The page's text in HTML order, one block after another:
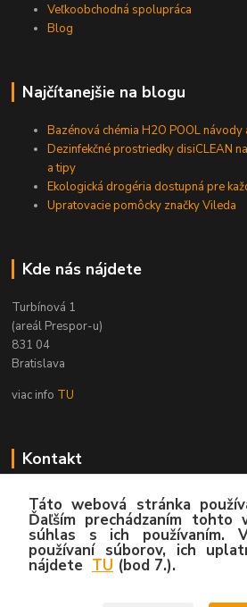
Veľkoobchodná spolupráca
Blog
Najčítanejšie na blogu
Bazénová chémia H2O POOL návody
Dezinfekčné prostriedky disiCLEAN
a tipy
Ekologická drogéria dostupná pre
Upratovacie pomôcky značky Vileda
Kde nás nájdete
Turbínová 1
(areál Prespor-u)
831 04
Bratislava
viac info TU
Kontakt
Zákaznícka podpora
02/4445 8762
(Po-Pia, 8:00-15:30 hod.)
info@hygy.sk
Táto webová stránka
Ďaľším prechádzaním tohto
súhlas s ich používaním.
používaní súborov, ich
nájdete TU (bod 7.).